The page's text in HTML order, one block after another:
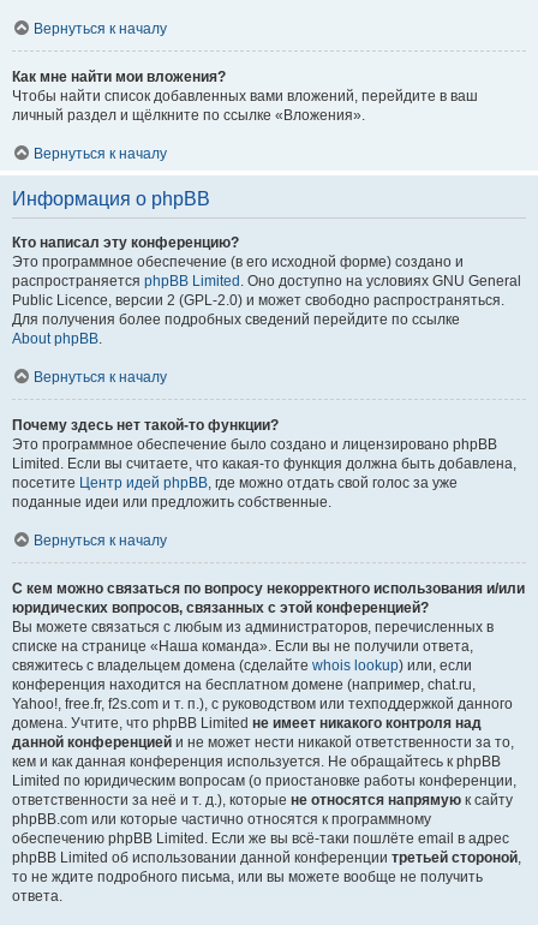
Вернуться к началу
Как мне найти мои вложения?
Чтобы найти список добавленных вами вложений, перейдите в ваш
личный раздел и щёлкните по ссылке «Вложения».
Вернуться к началу
Информация о phpBB
Кто написал эту конференцию?
Это программное обеспечение (в его исходной форме) создано и
распространяется phpBB Limited . Оно доступно на условиях GNU General
Public Licence, версии 2 (GPL-2.0) и может свободно распространяться.
Для получения более подробных сведений перейдите по ссылке
About phpBB.
Вернуться к началу
Почему здесь нет такой-то функции?
Это программное обеспечение было создано и лицензировано phpBB
Limited. Если вы считаете, что какая-то функция должна быть добавлена,
посетите Центр идей phpBB, где можно отдать свой голос за уже
поданные идеи или предложить собственные.
Вернуться к началу
С кем можно связаться по вопросу некорректного использования и/или
юридических вопросов, связанных с этой конференцией?
Вы можете связаться с любым из администраторов, перечисленных в
списке на странице «Наша команда». Если вы не получили ответа,
свяжитесь с владельцем домена (сделайте whois lookup) или, если
конференция находится на бесплатном домене (например, chat.ru,
Yahoo!, free.fr, f2s.com и т. п.), с руководством или техподдержкой данного
домена. Учтите, что phpBB Limited не имеет никакого контроля над
данной конференцией и не может нести никакой ответственности за то,
кем и как данная конференция используется. Не обращайтесь к phpBB
Limited по юридическим вопросам (о приостановке работы конференции,
ответственности за неё и т. д.), которые не относятся напрямую к сайту
phpBB.com или которые частично относятся к программному
обеспечению phpBB Limited. Если же вы всё-таки пошлёте email в адрес
phpBB Limited об использовании данной конференции третьей стороной,
то не ждите подробного письма, или вы можете вообще не получить
ответа.